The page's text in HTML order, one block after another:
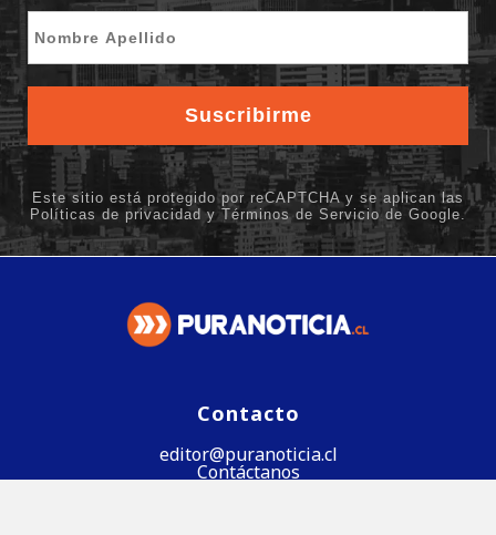
Contacto
editor@puranoticia.cl
Contáctanos